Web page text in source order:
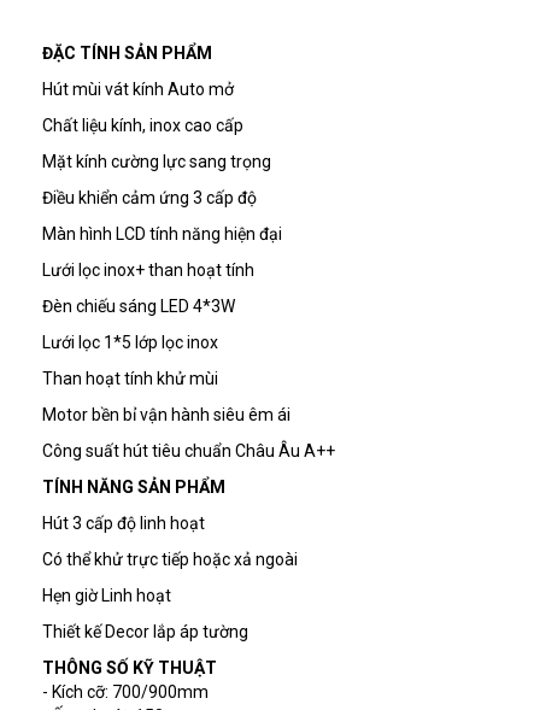
ĐẶC TÍNH SẢN PHẨM
Hút mùi vát kính Auto mở
Chất liệu kính, inox cao cấp
Mặt kính cường lực sang trọng
Điều khiển cảm ứng 3 cấp độ
Màn hình LCD tính năng hiện đại
Lưới lọc inox+ than hoạt tính
Đèn chiếu sáng LED 4*3W
Lưới lọc 1*5 lớp lọc inox
Than hoạt tính khử mùi
Motor bền bỉ vận hành siêu êm ái
Công suất hút tiêu chuẩn Châu Âu A++
TÍNH NĂNG SẢN PHẨM
Hút 3 cấp độ linh hoạt
Có thể khử trực tiếp hoặc xả ngoài
Hẹn giờ Linh hoạt
Thiết kế Decor lắp áp tường
THÔNG SỐ KỸ THUẬT
- Kích cỡ: 700/900mm